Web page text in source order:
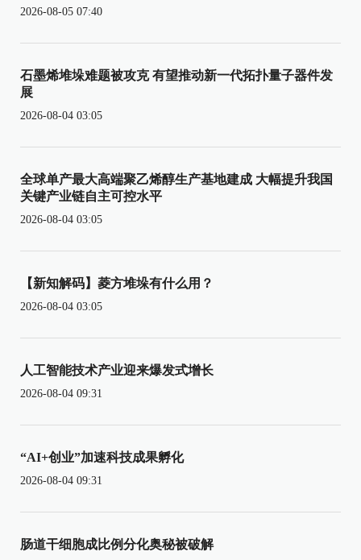
2026-08-05 07:40
石墨烯堆垛难题被攻克 有望推动新一代拓扑量子器件发
展
2026-08-04 03:05
全球单产最大高端聚乙烯醇生产基地建成 大幅提升我国
关键产业链自主可控水平
2026-08-04 03:05
【新知解码】菱方堆垛有什么用？
2026-08-04 03:05
人工智能技术产业迎来爆发式增长
2026-08-04 09:31
“AI+创业”加速科技成果孵化
2026-08-04 09:31
肠道干细胞成比例分化奥秘被破解